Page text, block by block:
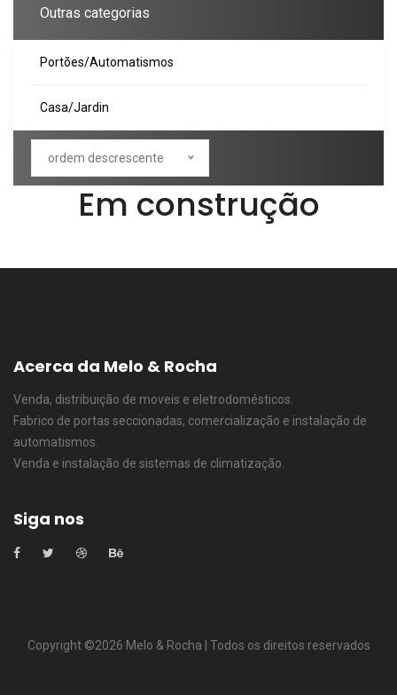
Outras categorias
Portões/Automatismos
Casa/Jardin
ordem descrescente
Em construção
Acerca da Melo & Rocha
Venda, distribuição de moveis e eletrodomésticos.
Fabrico de portas seccionadas, comercialização e instalação de
automatismos.
Venda e instalação de sistemas de climatização.
Siga nos
Copyright ©2026 Melo & Rocha | Todos os direitos reservados